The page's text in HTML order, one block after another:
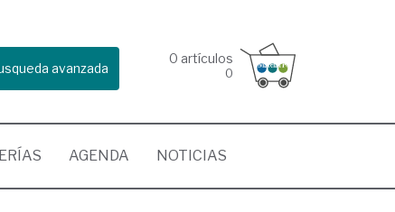
avanzada
0 artículos
0
AGENDA NOTICIAS